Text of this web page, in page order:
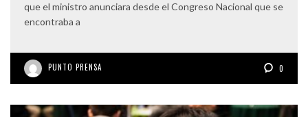
que el ministro anunciara desde el Congreso Nacional que se
encontraba a
PUNTO PRENSA 0